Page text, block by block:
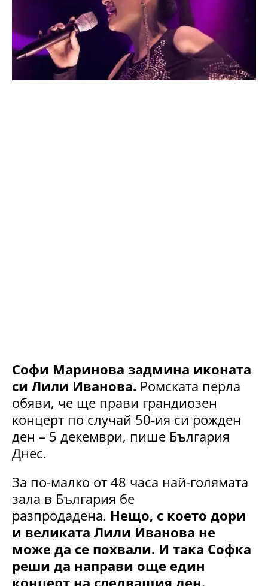
Софи Маринова задмина иконата
си Лили Иванова. Ромската перла
обяви, че ще прави грандиозен
концерт по случай 50-ия си рожден
ден – 5 декември, пише България
Днес.
За по-малко от 48 часа най-голямата
зала в България бе
разпродадена. Нещо, с което дори
и великата Лили Иванова не
може да се похвали. И така Софка
реши да направи още един